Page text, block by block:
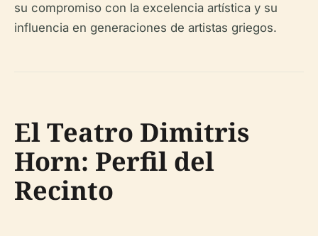
su compromiso con la excelencia artística y su
influencia en generaciones de artistas griegos.
El Teatro Dimitris
Horn: Perfil del
Recinto